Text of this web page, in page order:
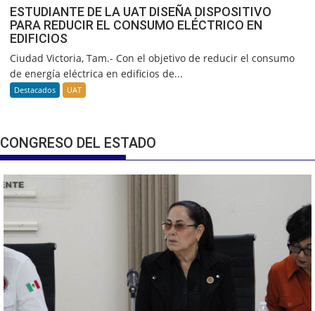
ESTUDIANTE DE LA UAT DISEÑA DISPOSITIVO
PARA REDUCIR EL CONSUMO ELÉCTRICO EN
EDIFICIOS
Ciudad Victoria, Tam.- Con el objetivo de reducir el consumo
de energía eléctrica en edificios de...
Destacados UAT
CONGRESO DEL ESTADO